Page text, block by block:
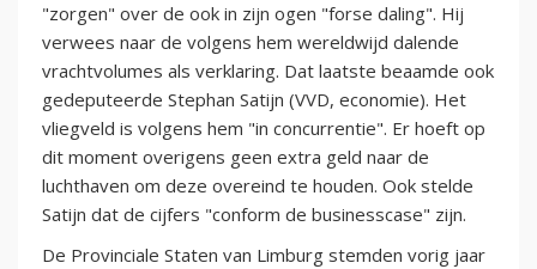
"zorgen" over de ook in zijn ogen "forse daling". Hij
verwees naar de volgens hem wereldwijd dalende
vrachtvolumes als verklaring. Dat laatste beaamde ook
gedeputeerde Stephan Satijn (VVD, economie). Het
vliegveld is volgens hem "in concurrentie". Er hoeft op
dit moment overigens geen extra geld naar de
luchthaven om deze overeind te houden. Ook stelde
Satijn dat de cijfers "conform de businesscase" zijn.
De Provinciale Staten van Limburg stemden vorig jaar